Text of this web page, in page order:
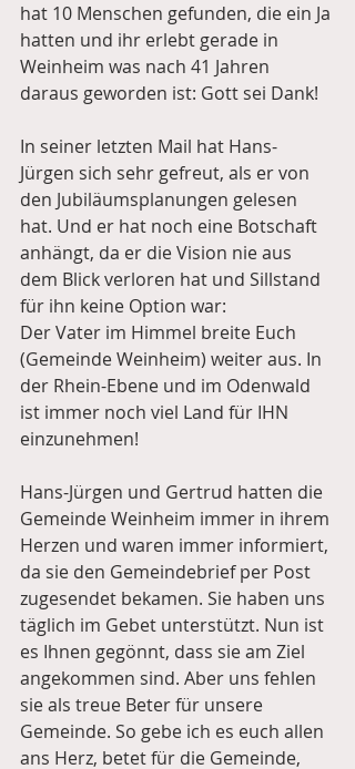
hat 10 Menschen gefunden, die ein Ja
hatten und ihr erlebt gerade in
Weinheim was nach 41 Jahren
daraus geworden ist: Gott sei Dank!
In seiner letzten Mail hat Hans-
Jürgen sich sehr gefreut, als er von
den Jubiläumsplanungen gelesen
hat. Und er hat noch eine Botschaft
anhängt, da er die Vision nie aus
dem Blick verloren hat und Sillstand
für ihn keine Option war:
Der Vater im Himmel breite Euch
(Gemeinde Weinheim) weiter aus. In
der Rhein-Ebene und im Odenwald
ist immer noch viel Land für IHN
einzunehmen!
Hans-Jürgen und Gertrud hatten die
Gemeinde Weinheim immer in ihrem
Herzen und waren immer informiert,
da sie den Gemeindebrief per Post
zugesendet bekamen. Sie haben uns
täglich im Gebet unterstützt. Nun ist
es Ihnen gegönnt, dass sie am Ziel
angekommen sind. Aber uns fehlen
sie als treue Beter für unsere
Gemeinde. So gebe ich es euch allen
ans Herz, betet für die Gemeinde,